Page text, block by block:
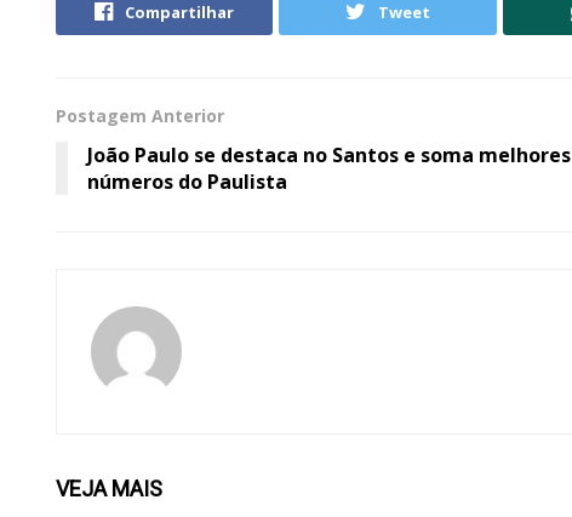
Compartilhar Tweet
Postagem Anterior
João Paulo se destaca no Santos e soma melhores
números do Paulista
VEJAMAIS